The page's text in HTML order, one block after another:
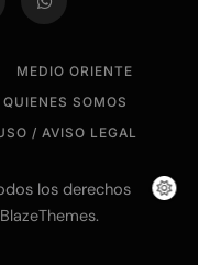
MEDIO ORIENTE
QUIENES SOMOS
/ AVISO LEGAL
los derechos
BlazeThemes.